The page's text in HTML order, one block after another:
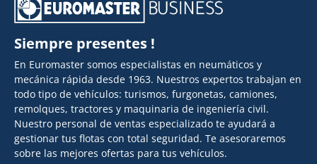
Siempre presentes !
En Euromaster somos especialistas en neumáticos y
mecánica rápida desde 1963. Nuestros expertos trabajan en
todo tipo de vehículos: turismos, furgonetas, camiones,
remolques, tractores y maquinaria de ingeniería civil.
Nuestro personal de ventas especializado te ayudará a
gestionar tus flotas con total seguridad. Te asesoraremos
sobre las mejores ofertas para tus vehículos.